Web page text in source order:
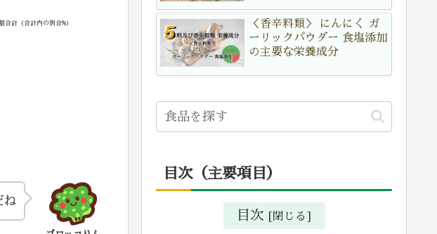
計（合計内の割合%）
ね
＜香辛料類＞ にんにく ガ
ーリックパウダー 食塩添加
の主要な栄養成分
目次（主要項目）
目次